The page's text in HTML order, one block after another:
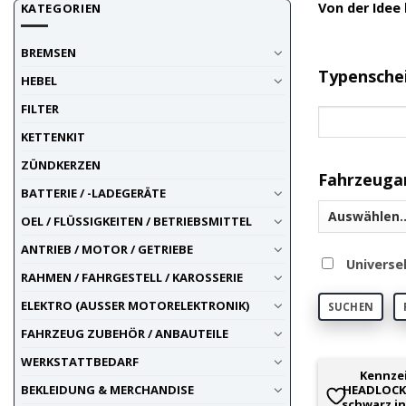
KATEGORIEN
BREMSEN
HEBEL
FILTER
KETTENKIT
ZÜNDKERZEN
BATTERIE / -LADEGERÄTE
OEL / FLÜSSIGKEITEN / BETRIEBSMITTEL
ANTRIEB / MOTOR / GETRIEBE
RAHMEN / FAHRGESTELL / KAROSSERIE
ELEKTRO (AUSSER MOTORELEKTRONIK)
FAHRZEUG ZUBEHÖR / ANBAUTEILE
WERKSTATTBEDARF
BEKLEIDUNG & MERCHANDISE
Von der
Die stabile
Der
schnelle
oder Harley
CH-Norm
Gefertigt
SUCHEN